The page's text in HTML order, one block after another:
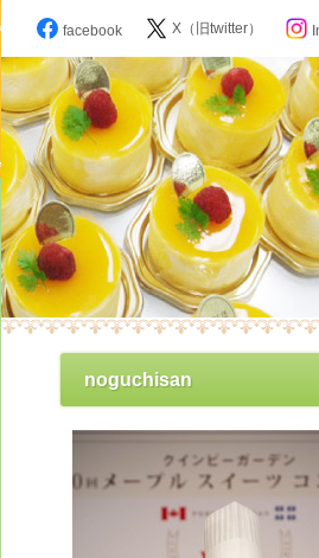
スイーツニュース
メディア登場のお知らせ
開催講座
イベント参加募集
取材・レポート
主宰・平岩理緒プロフィール
facebook X（旧twitter）
noguchisan